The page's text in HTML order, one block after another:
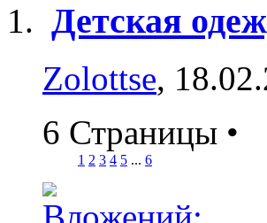
Детская
Zolottse,
6 Страницы •
1 2 3 4 5 ... 6